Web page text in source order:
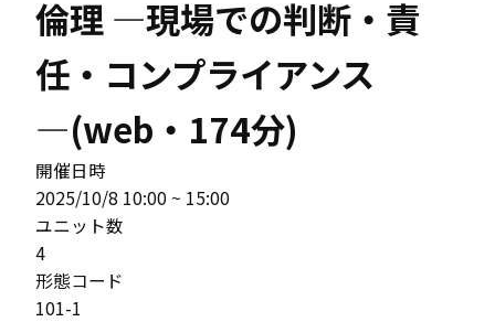
倫理 ―現場での判断・責
任・コンプライアンス
―(web・174分)
開催日時
2025/10/8 10:00 ~ 15:00
ユニット数
4
形態コード
101-1